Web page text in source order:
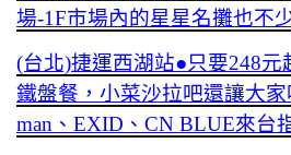
場-1F市場內的星星名攤也不
(台北)捷運西湖站●只要248元
鐵盤餐，小菜沙拉吧還讓大
man、EXID、CN BLUE來台